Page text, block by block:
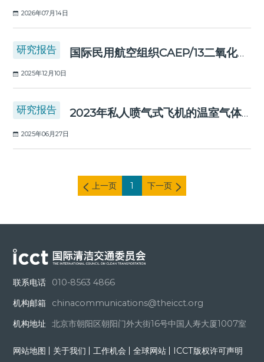
2026年07月14日
研究报告 国际民用航空组织CAEP/13二氧化碳标准
2025年12月10日
研究报告 2023年私人喷气式飞机的温室气体排放
2025年06月27日
上一页 1 下一页
联系电话
010-8563 4866
机构邮箱
chinacommunications@theicct.org
机构地址
北京市朝阳区朝阳门外大街16号中国人寿大厦1007室
网站地图 关于我们 工作机会 全球网站 ICCT版权许可声明